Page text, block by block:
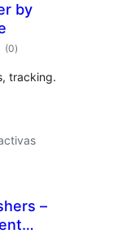
by
(0valoracións
totais
)
tracking.
–